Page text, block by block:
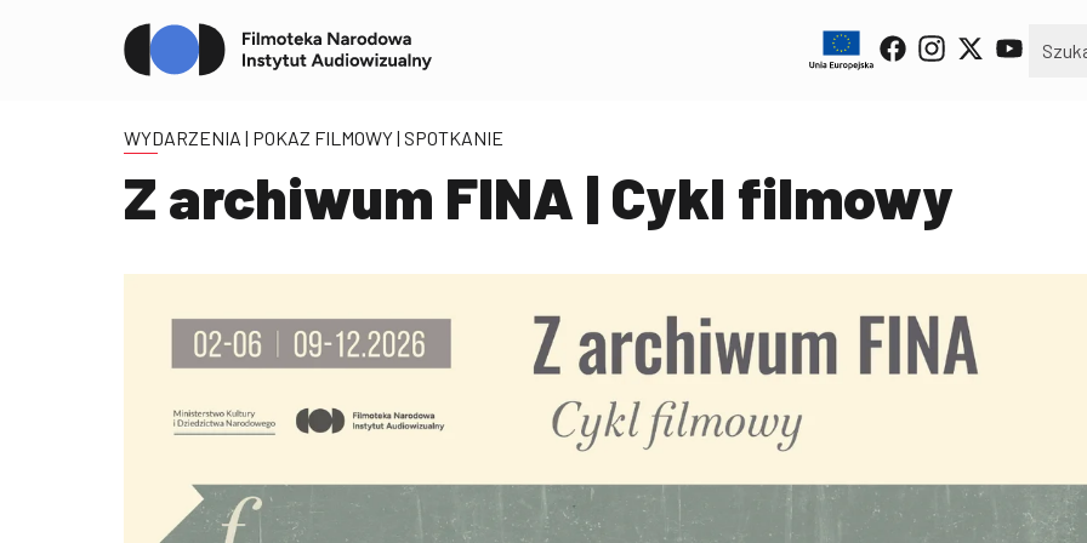
WYDARZENIA | POKAZ FILMOWY | SPOTKANIE
Z archiwum FINA | Cykl filmowy